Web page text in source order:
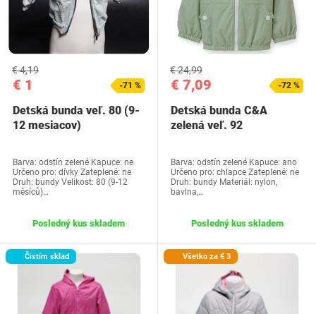
€ 1
€ 4,19
-71 %
Detská bunda veľ. 80 (9-
12 mesiacov)
Barva: odstín zelené Kapuce: ne
Určeno pro: dívky Zateplené: ne
Druh: bundy Velikost: 80 (9-12
měsíců)…
Posledný kus skladem
€ 7,09
€ 24,99
-72 %
Detská bunda C&A
zelená veľ. 92
Barva: odstín zelené Kapuce: ano
Určeno pro: chlapce Zateplené: ne
Druh: bundy Materiál: nylon,
bavlna,…
Posledný kus skladem
Čistím sklad Všetko za € 3